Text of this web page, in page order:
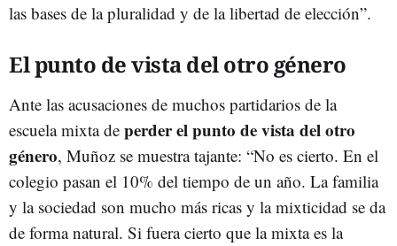
las bases de la pluralidad y de la libertad de elección”.
El punto de vista del otro género
Ante las acusaciones de muchos partidarios de la
escuela mixta de perder el punto de vista del otro
género, Muñoz se muestra tajante: “No es cierto. En el
colegio pasan el 10% del tiempo de un año. La familia
y la sociedad son mucho más ricas y la mixticidad se da
de forma natural. Si fuera cierto que la mixta es la